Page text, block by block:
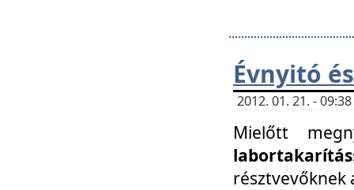
Évnyitó
2012. 01. 21. -
Mielőtt
labortakarítás
résztvevőknek